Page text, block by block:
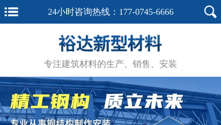
24小时咨询热线： 177-0745-6666
专注建筑材料的生产、销售、安装